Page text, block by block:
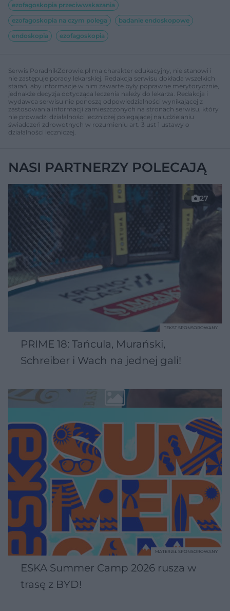
ezofagoskopia przeciwwskazania
ezofagoskopia na czym polega
badanie endoskopowe
endoskopia
ezofagoskopia
Serwis PoradnikZdrowie.pl ma charakter edukacyjny, nie stanowi i
nie zastępuje porady lekarskiej. Redakcja serwisu dokłada wszelkich
starań, aby informacje w nim zawarte były poprawne merytorycznie,
jednakże decyzja dotycząca leczenia należy do lekarza. Redakcja i
wydawca serwisu nie ponoszą odpowiedzialności wynikającej z
zastosowania informacji zamieszczonych na stronach serwisu, który
nie prowadzi działalności leczniczej polegającej na udzielaniu
świadczeń zdrowotnych w rozumieniu art. 3 ust 1 ustawy o
działalności leczniczej.
NASI PARTNERZY POLECAJĄ
27
PRIME 18: Tańcula, Murański,
Schreiber i Wach na jednej gali!
TEKST SPONSOROWANY
ESKA Summer Camp 2026 rusza w
trasę z BYD!
MATERIAŁ SPONSOROWANY